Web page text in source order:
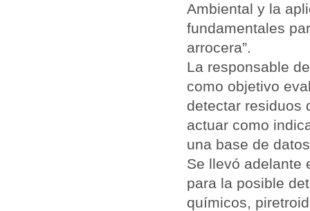
Ambiental y la
fundamentales
arrocera”.
La responsable
como objetivo
detectar residuos
actuar como
una base de
Se llevó adelante
para la posible
químicos,